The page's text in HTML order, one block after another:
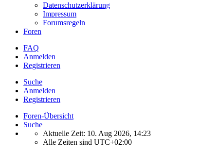
Datenschutzerklärung
Impressum
Forumsregeln
Foren
FAQ
Anmelden
Registrieren
Suche
Anmelden
Registrieren
Foren-Übersicht
Suche
Aktuelle Zeit: 10. Aug 2026, 14:23
Alle Zeiten sind UTC+02:00